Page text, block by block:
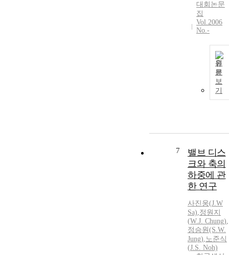
대회논문
집
Vol.2006
No.-
원
문
보
기
7
밸브 디스
크와 축의
하중에 관
한 연구
사진웅(J.W
Sa),정원지
(W.J. Chung),
정승원(S.W.
Jung),노준식
(J.S. Noh)